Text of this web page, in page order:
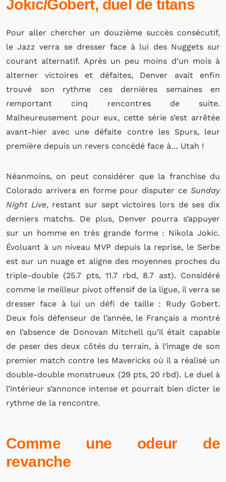
Jokic/Gobert, duel de titans
Pour aller chercher un douzième succès consécutif,
le Jazz verra se dresser face à lui des Nuggets sur
courant alternatif. Après un peu moins d’un mois à
alterner victoires et défaites, Denver avait enfin
trouvé son rythme ces dernières semaines en
remportant cinq rencontres de suite.
Malheureusement pour eux, cette série s’est arrêtée
avant-hier avec une défaite contre les Spurs, leur
première depuis un revers concédé face à… Utah !
Néanmoins, on peut considérer que la franchise du
Colorado arrivera en forme pour disputer ce Sunday
Night Live, restant sur sept victoires lors de ses dix
derniers matchs. De plus, Denver pourra s’appuyer
sur un homme en très grande forme : Nikola Jokic.
Évoluant à un niveau MVP depuis la reprise, le Serbe
est sur un nuage et aligne des moyennes proches du
triple-double (25.7 pts, 11.7 rbd, 8.7 ast). Considéré
comme le meilleur pivot offensif de la ligue, il verra se
dresser face à lui un défi de taille : Rudy Gobert.
Deux fois défenseur de l’année, le Français a montré
en l’absence de Donovan Mitchell qu’il était capable
de peser des deux côtés du terrain, à l’image de son
premier match contre les Mavericks où il a réalisé un
double-double monstrueux (29 pts, 20 rbd). Le duel à
l’intérieur s’annonce intense et pourrait bien dicter le
rythme de la rencontre.
Comme une odeur de
revanche